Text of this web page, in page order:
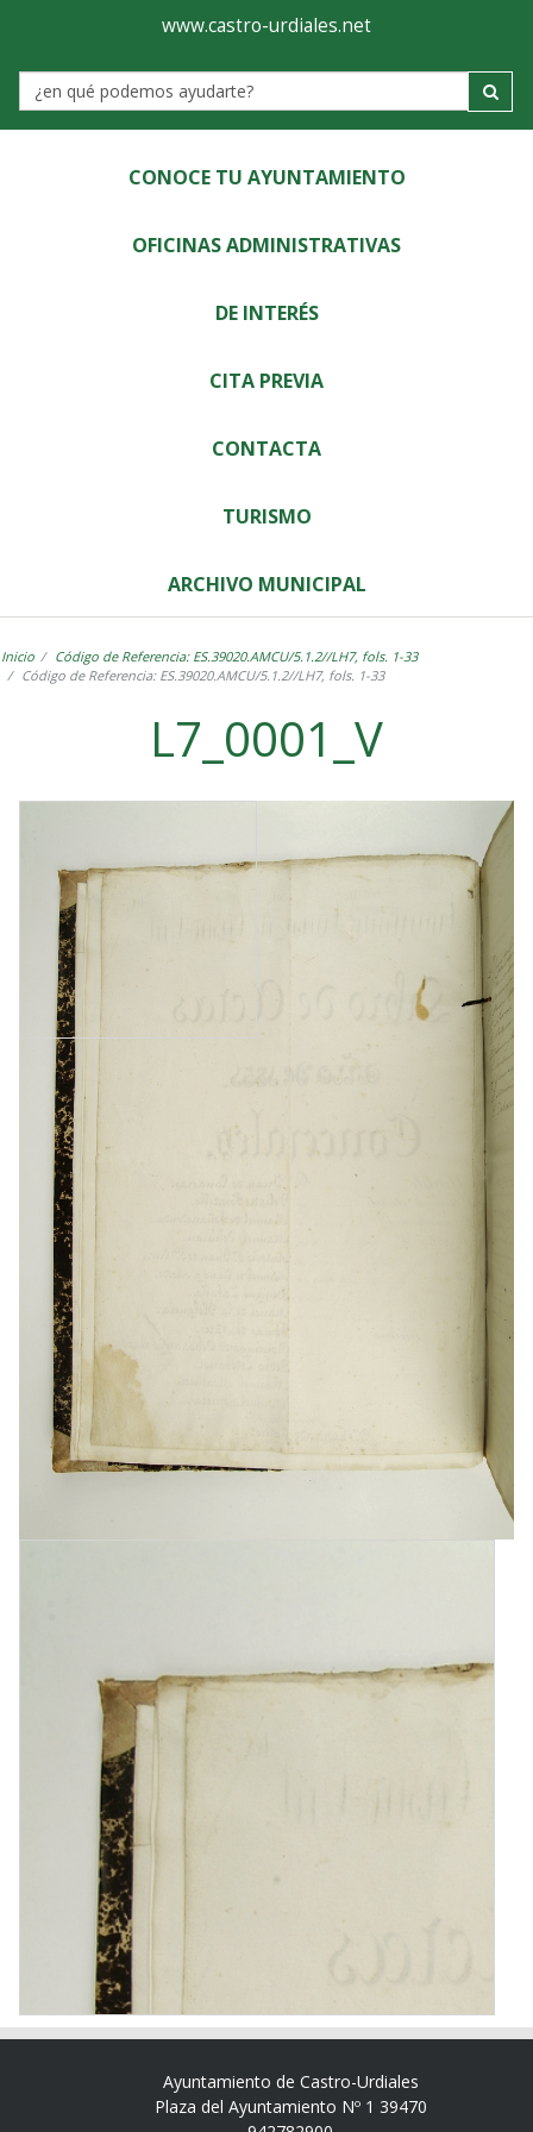
Ayuntamiento
de
Castro-
Urdiales
www.castro-urdiales.net
Label
CONOCE TU AYUNTAMIENTO
OFICINAS ADMINISTRATIVAS
DE INTERÉS
CITA PREVIA
CONTACTA
TURISMO
ARCHIVO MUNICIPAL
Inicio
Código de Referencia: ES.39020.AMCU/5.1.2//LH7, fols. 1-33
Código de Referencia: ES.39020.AMCU/5.1.2//LH7, fols. 1-33
L7_0001_V
Ayuntamiento de Castro-Urdiales
Plaza del Ayuntamiento Nº 1 39470